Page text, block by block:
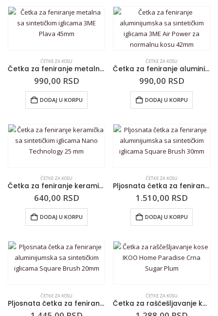
ČETKE ZA KOSU
Četka za feniranje metalna sa sintetičkim iglicama 3ME Plava 45mm
990,00 RSD
DODAJ U KORPU
ČETKE ZA KOSU
Četka za feniranje aluminijumska sa sintetičkim iglicama 3ME Air Power za normalnu kosu 42mm
990,00 RSD
DODAJ U KORPU
ČETKE ZA KOSU
Četka za feniranje keramička sa sintetičkim iglicama Nano Technology 25 mm
640,00 RSD
DODAJ U KORPU
ČETKE ZA KOSU
Pljosnata četka za feniranje aluminijumska sa sintetičkim iglicama Square Brush 30mm
1.510,00 RSD
DODAJ U KORPU
ČETKE ZA KOSU
Pljosnata četka za feniranje aluminijumska sa sintetičkim iglicama Square Brush 20mm
ČETKE ZA KOSU
Četka za raščešljavanje kose IKOO Home Paradise Crna Sugar Plum